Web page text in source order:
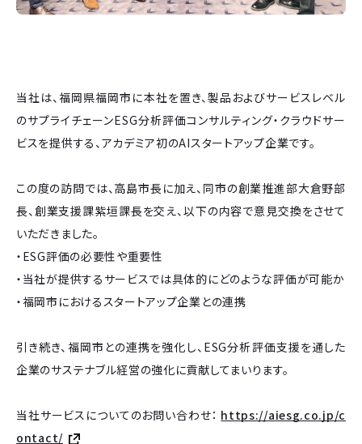
当社は、福岡県福岡市に本社を置き、製品およびサービスレベル
のサプライチェーンESG分析評価コンサルティング・クラウドサー
ビスを提供する、アカデミア初のAIスタートアップ企業です。
この度の訪問では、高島市長に加え、同市の創業推進部大倉野部
長、創業支援課紫垣課長を交え、以下の内容で意見交換をさせて
いただきました。
・ESG評価の必要性や重要性
・当社が提供するサービスでは具体的にどのような評価が可能か
・福岡市におけるスタートアップ企業との連携
引き続き、福岡市との連携を強化し、ESG分析評価支援を通した
企業のサステナブル経営の強化に貢献してまいります。
当社サービスについてのお問い合わせ： https://aiesg.co.jp/c
ontact/